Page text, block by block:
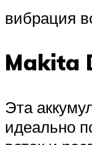
вибрация
Makita
Эта
идеально